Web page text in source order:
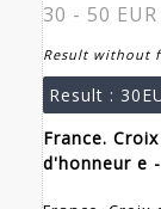
30 - 50 EUR
Result without
Result :
France.
d'honneur e